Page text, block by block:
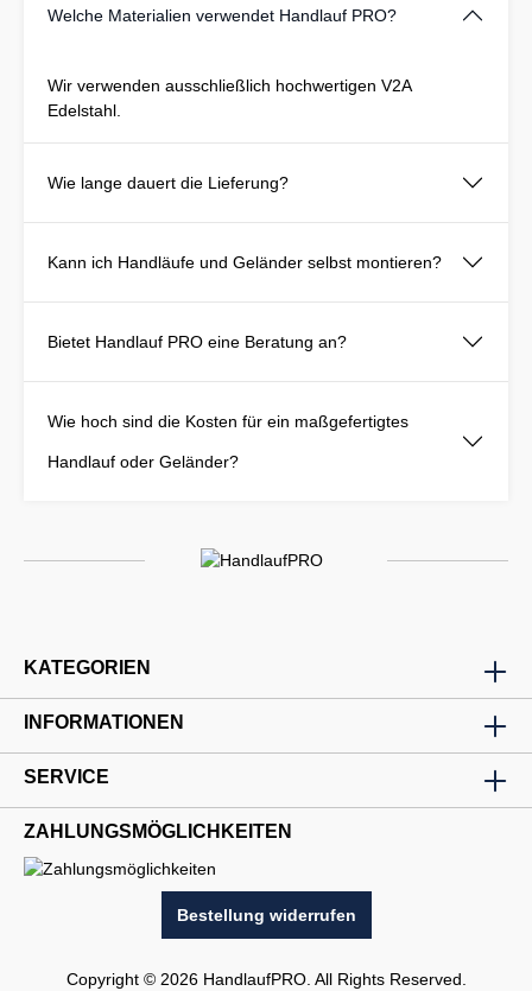
Welche Materialien verwendet Handlauf PRO?
Wir verwenden ausschließlich hochwertigen V2A
Edelstahl.
Wie lange dauert die Lieferung?
Kann ich Handläufe und Geländer selbst montieren?
Bietet Handlauf PRO eine Beratung an?
Wie hoch sind die Kosten für ein maßgefertigtes
Handlauf oder Geländer?
KATEGORIEN
INFORMATIONEN
SERVICE
ZAHLUNGSMÖGLICHKEITEN
Bestellung widerrufen
Copyright © 2026 HandlaufPRO. All Rights Reserved.